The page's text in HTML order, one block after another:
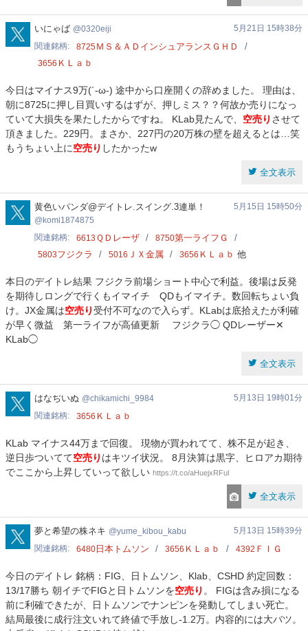
0320eiji
いにゃば 0320eiji
5月21日 15時38分
関連銘柄
8725ＭＳ＆ＡＤインシュアランスＧＨＤ
3656 ＫＬａｂ
今日はマイナス9万(´-ω-) 途中から口座開くの辞めました。 理由は、
朝に8725に押し目買いするはずが、押しミス？？何故か売りになっ
ていて大損失を果たしたからですね。 KLab見たんで、 空売り させて
頂きました。229円。まさか、227円の20万株の壁を超えるとは…笑
もうちょい上に空売り したかったw
全文表示
komi1874875
黄色いパンダ@デイトレ.スイング.3連単！
komi1874875
5月15日 15時50分
関連銘柄 6613 ＱＤレーザ 8750第一ライフＧ
5803フジクラ 5016 ＪＸ金属 3656 ＫＬａｂ 他
本日のデイトレ結果 フジクラ前場ショート中心で利益。後場は反発
を期待しロングで行くもイマイチ QDもイマイチ。数回転ちょい負
け。JX金属は空売り受付不可なので入らず。KLabは底拾えたが利確
が早く微益 第一ライフが高値更新 フジクラ◯ QDレーザー✕
KLab◯
全文表示
chikamichi_9984
はなぢいぬ chikamichi_9984
5月13日 19時01分
関連銘柄
3656 ＫＬａｂ
KLab マイナス44万まで回復。 現物が買われてて、株不足が起き、
逆日歩ついてて空売り はキツイ状況。 8月決算は黒字、ヒロアカ期待
でここから上昇していって欲しい https://t.co/aHuejxRFul
全文表示
yume_kibou_kabu
夢と希望の株ネキ yume_kibou_kabu
5月13日 15時39分
関連銘柄
6480 日本トムソン 3656 ＫＬａｂ 4392 ＦＩＧ
今日のデイトレ 銘柄：FIG、日トムソン、Klab、CSHD 約定回数：
13/17勝ち 朝イチでFIGと日トムソンを空売り 。 FIGは含み損になる
前に利確できたが、日トムソンでナンピンを発動してしまい死亡。
結局最後に成行注文いれて終値で手放し-1.2万。内容的には大バツ。